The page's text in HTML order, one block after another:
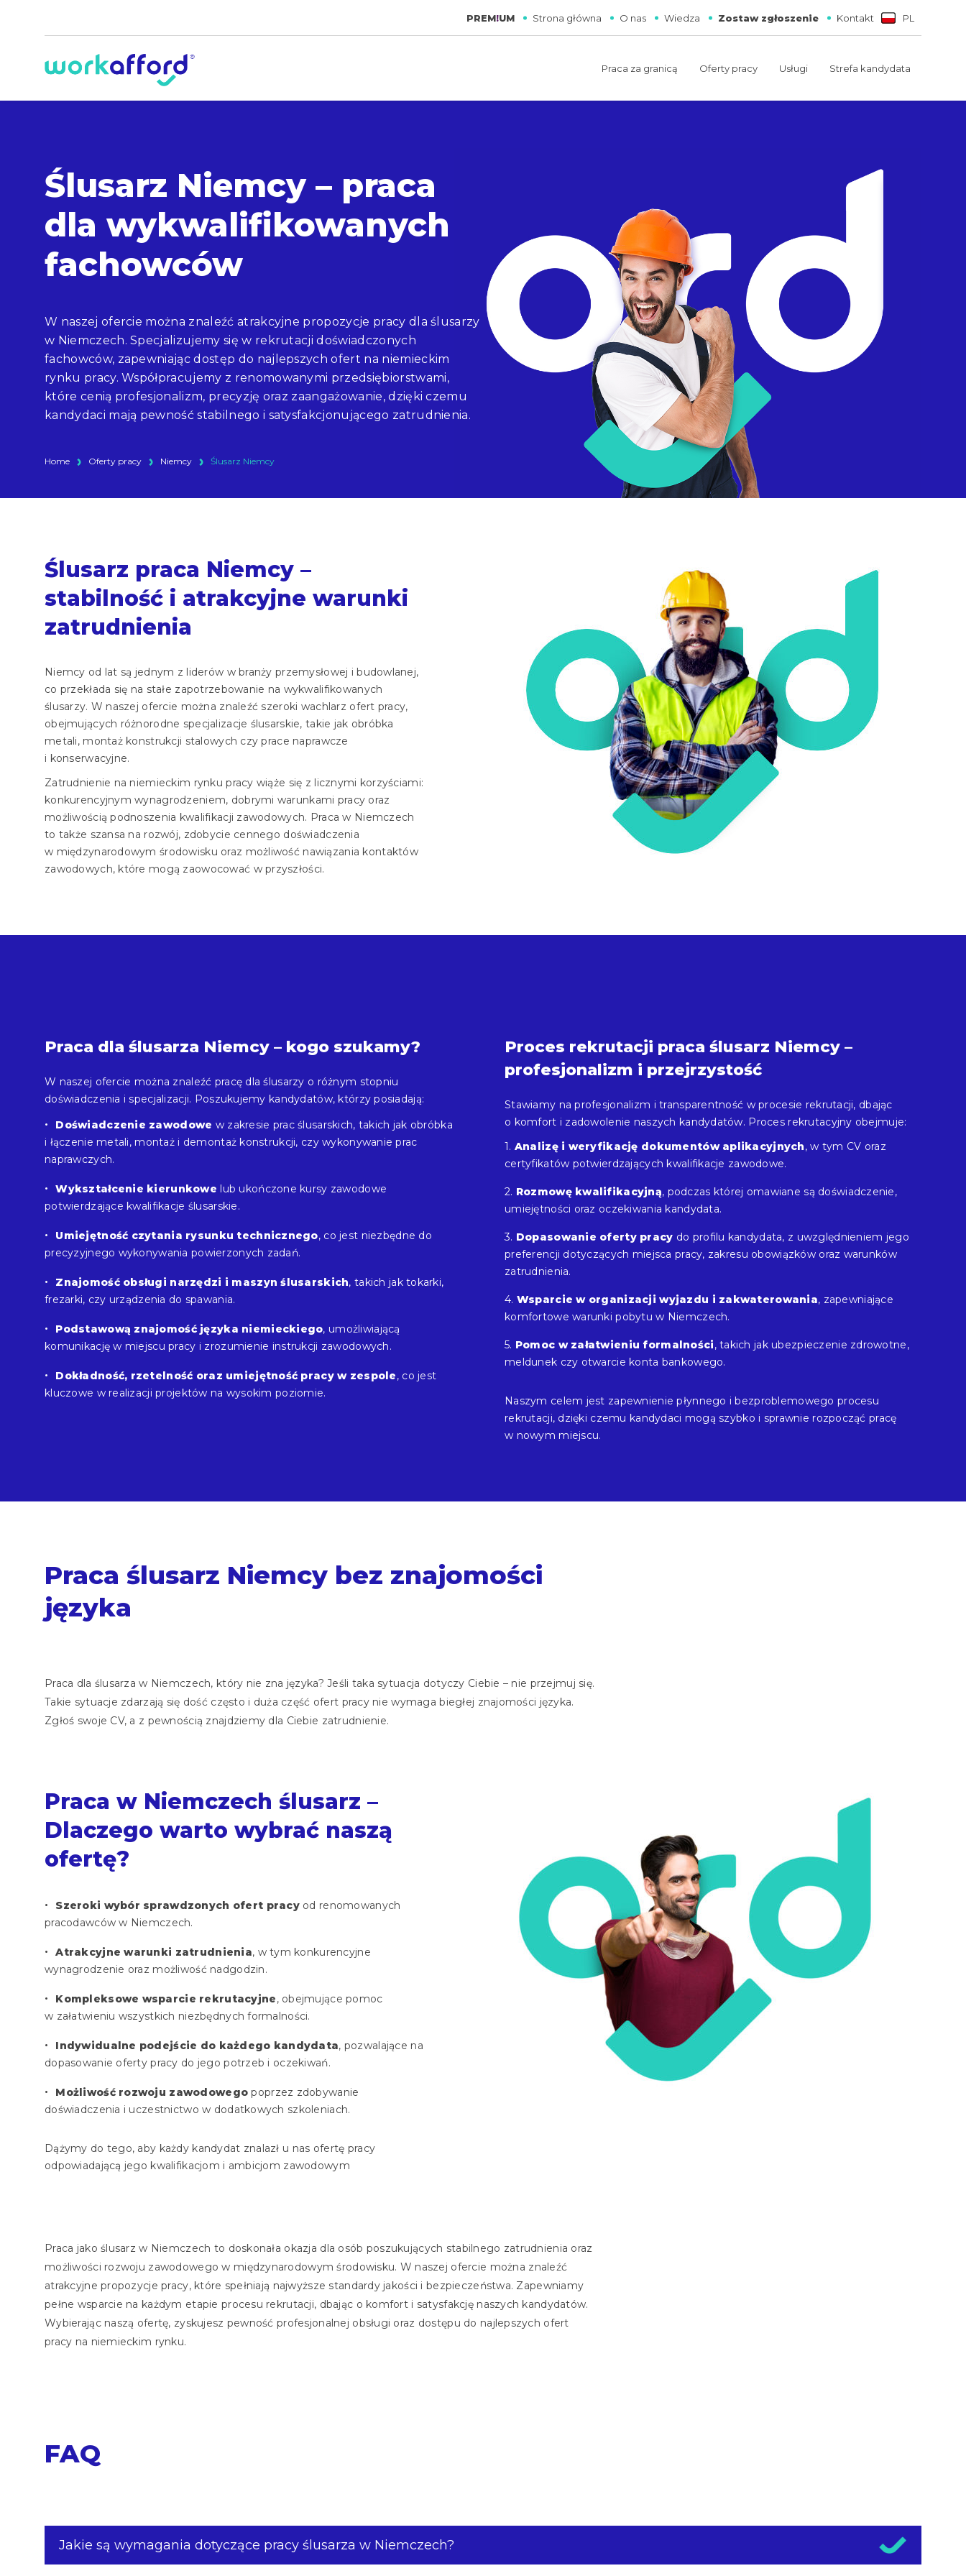
PREM!UM Strona główna O nas Wiedza Zostaw zgłoszenie Kontakt PL
Praca za granicą Oferty pracy Usługi Strefa kandydata
Ślusarz Niemcy – praca
dla wykwalifikowanych
fachowców
W naszej ofercie można znaleźć atrakcyjne propozycje pracy dla ślusarzy
w Niemczech. Specjalizujemy się w rekrutacji doświadczonych
fachowców, zapewniając dostęp do najlepszych ofert na niemieckim
rynku pracy. Współpracujemy z renomowanymi przedsiębiorstwami,
które cenią profesjonalizm, precyzję oraz zaangażowanie, dzięki czemu
kandydaci mają pewność stabilnego i satysfakcjonującego zatrudnienia.
Home Oferty pracy Niemcy Ślusarz Niemcy
Ślusarz praca Niemcy –
stabilność i atrakcyjne warunki
zatrudnienia
Niemcy od lat są jednym z liderów w branży przemysłowej i budowlanej,
co przekłada się na stałe zapotrzebowanie na wykwalifikowanych
ślusarzy. W naszej ofercie można znaleźć szeroki wachlarz ofert pracy,
obejmujących różnorodne specjalizacje ślusarskie, takie jak obróbka
metali, montaż konstrukcji stalowych czy prace naprawcze
i konserwacyjne.
Zatrudnienie na niemieckim rynku pracy wiąże się z licznymi korzyściami:
konkurencyjnym wynagrodzeniem, dobrymi warunkami pracy oraz
możliwością podnoszenia kwalifikacji zawodowych. Praca w Niemczech
to także szansa na rozwój, zdobycie cennego doświadczenia
w międzynarodowym środowisku oraz możliwość nawiązania kontaktów
zawodowych, które mogą zaowocować w przyszłości.
Praca dla ślusarza Niemcy – kogo szukamy?
W naszej ofercie można znaleźć pracę dla ślusarzy o różnym stopniu
doświadczenia i specjalizacji. Poszukujemy kandydatów, którzy posiadają:
Doświadczenie zawodowe w zakresie prac ślusarskich, takich jak obróbka
i łączenie metali, montaż i demontaż konstrukcji, czy wykonywanie prac
naprawczych.
Wykształcenie kierunkowe lub ukończone kursy zawodowe
potwierdzające kwalifikacje ślusarskie.
Umiejętność czytania rysunku technicznego, co jest niezbędne do
precyzyjnego wykonywania powierzonych zadań.
Znajomość obsługi narzędzi i maszyn ślusarskich, takich jak tokarki,
frezarki, czy urządzenia do spawania.
Podstawową znajomość języka niemieckiego, umożliwiającą
komunikację w miejscu pracy i zrozumienie instrukcji zawodowych.
Dokładność, rzetelność oraz umiejętność pracy w zespole, co jest
kluczowe w realizacji projektów na wysokim poziomie.
Proces rekrutacji praca ślusarz Niemcy –
profesjonalizm i przejrzystość
Stawiamy na profesjonalizm i transparentność w procesie rekrutacji, dbając
o komfort i zadowolenie naszych kandydatów. Proces rekrutacyjny obejmuje:
Analizę i weryfikację dokumentów aplikacyjnych, w tym CV oraz
certyfikatów potwierdzających kwalifikacje zawodowe.
Rozmowę kwalifikacyjną, podczas której omawiane są doświadczenie,
umiejętności oraz oczekiwania kandydata.
Dopasowanie oferty pracy do profilu kandydata, z uwzględnieniem jego
preferencji dotyczących miejsca pracy, zakresu obowiązków oraz warunków
zatrudnienia.
Wsparcie w organizacji wyjazdu i zakwaterowania, zapewniające
komfortowe warunki pobytu w Niemczech.
Pomoc w załatwieniu formalności, takich jak ubezpieczenie zdrowotne,
meldunek czy otwarcie konta bankowego.
Naszym celem jest zapewnienie płynnego i bezproblemowego procesu
rekrutacji, dzięki czemu kandydaci mogą szybko i sprawnie rozpocząć pracę
w nowym miejscu.
Praca ślusarz Niemcy bez znajomości
języka
Praca dla ślusarza w Niemczech, który nie zna języka? Jeśli taka sytuacja dotyczy Ciebie – nie przejmuj się.
Takie sytuacje zdarzają się dość często i duża część ofert pracy nie wymaga biegłej znajomości języka.
Zgłoś swoje CV, a z pewnością znajdziemy dla Ciebie zatrudnienie.
Praca w Niemczech ślusarz –
Dlaczego warto wybrać naszą
ofertę?
Szeroki wybór sprawdzonych ofert pracyod renomowanych
pracodawców w Niemczech.
Atrakcyjne warunki zatrudnienia, w tym konkurencyjne
wynagrodzenie oraz możliwość nadgodzin.
Kompleksowe wsparcie rekrutacyjne, obejmujące pomoc
w załatwieniu wszystkich niezbędnych formalności.
Indywidualne podejście do każdego kandydata, pozwalające na
dopasowanie oferty pracy do jego potrzeb i oczekiwań.
Możliwość rozwoju zawodowego poprzez zdobywanie
doświadczenia i uczestnictwo w dodatkowych szkoleniach.
Dążymy do tego, aby każdy kandydat znalazł u nas ofertę pracy
odpowiadającą jego kwalifikacjom i ambicjom zawodowym
Praca jako ślusarz w Niemczech to doskonała okazja dla osób poszukujących stabilnego zatrudnienia oraz
możliwości rozwoju zawodowego w międzynarodowym środowisku. W naszej ofercie można znaleźć
atrakcyjne propozycje pracy, które spełniają najwyższe standardy jakości i bezpieczeństwa. Zapewniamy
pełne wsparcie na każdym etapie procesu rekrutacji, dbając o komfort i satysfakcję naszych kandydatów.
Wybierając naszą ofertę, zyskujesz pewność profesjonalnej obsługi oraz dostępu do najlepszych ofert
pracy na niemieckim rynku.
FAQ
Jakie są wymagania dotyczące pracy ślusarza w Niemczech?